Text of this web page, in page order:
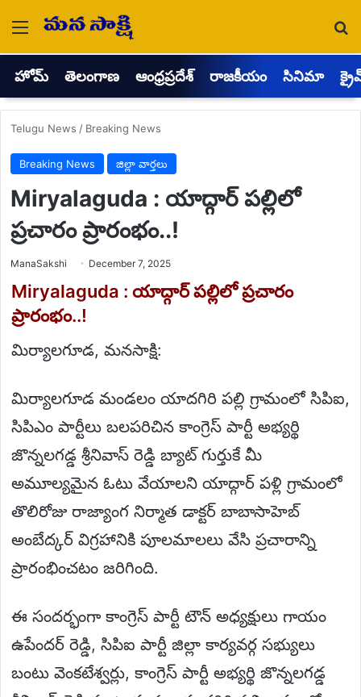
Menu
హోమ్ తెలంగాణ ఆంధ్రప్రదేశ్ రాజకీయం సినిమా
Telugu News / Breaking News
Breaking News జిల్లా వార్తలు
Miryalaguda : యాద్గార్ పల్లిలో
ప్రచారం ప్రారంభం..!
ManaSakshi Send
email
December 7, 2025
Miryalaguda : యాద్గార్ పల్లిలో ప్రచారం
ప్రారంభం..!
మిర్యాలగూడ, మనసాక్షి:
మిర్యాలగూడ మండలం యాదగిరి పల్లి గ్రామంలో సిపిఐ,
సిపిఎం పార్టీలు బలపరిచిన కాంగ్రెస్ పార్టీ అభ్యర్థి
జొన్నలగడ్డ శ్రీనివాస్ రెడ్డి బ్యాట్ గుర్తుకే మీ
అమూల్యమైన ఓటు వేయాలని యాద్గార్ పళ్లి గ్రామంలో
తొలిరోజు రాజ్యాంగ నిర్మాత డాక్టర్ బాబాసాహెబ్
అంబేద్కర్ విగ్రహానికి పూలమాలలు వేసి ప్రచారాన్ని
ప్రారంభించటం జరిగింది.
ఈ సందర్భంగా కాంగ్రెస్ పార్టీ టౌన్ అధ్యక్షులు గాయం
ఉపేందర్ రెడ్డి, సిపిఐ పార్టీ జిల్లా కార్యవర్గ సభ్యులు
బంటు వెంకటేశ్వర్లు, కాంగ్రెస్ పార్టీ అభ్యర్థి జొన్నలగడ్డ